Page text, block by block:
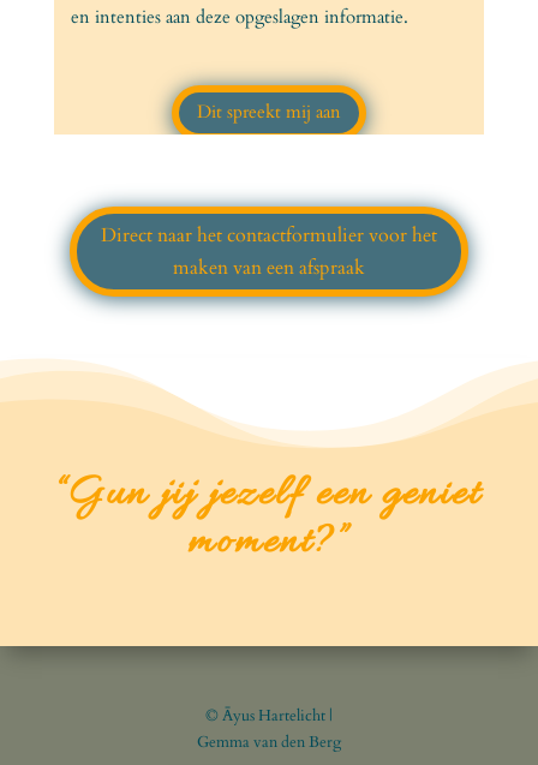
en intenties aan deze opgeslagen informatie.
Dit spreekt mij aan
Direct naar het contactformulier voor het
maken van een afspraak
“Gun jij jezelf een geniet
moment?”
© Āyus Hartelicht |
Gemma van den Berg